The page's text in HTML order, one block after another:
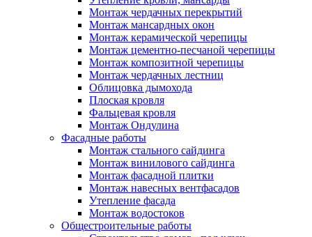
Монтаж чердачных перекрытий
Монтаж мансардных окон
Монтаж керамической черепицы
Монтаж цементно-песчаной черепицы
Монтаж композитной черепицы
Монтаж чердачных лестниц
Облицовка дымохода
Плоская кровля
Фальцевая кровля
Монтаж Ондулина
Фасадные работы
Монтаж стального сайдинга
Монтаж винилового сайдинга
Монтаж фасадной плитки
Монтаж навесных вентфасадов
Утепление фасада
Монтаж водостоков
Общестроительные работы